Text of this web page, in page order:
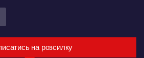
на розсилку